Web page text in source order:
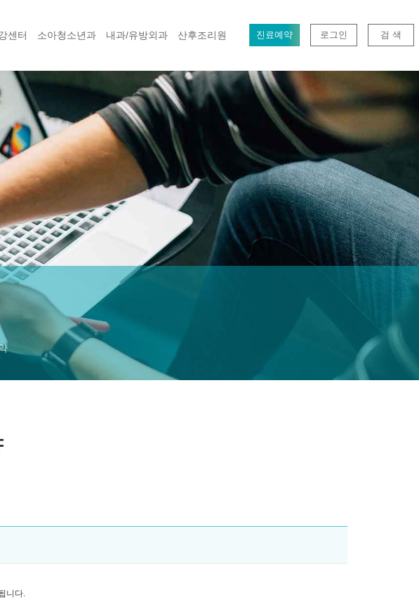
센터 소아청소년과 내과/유방외과 산후조리원 진료예약 로그인 검 색
니다.